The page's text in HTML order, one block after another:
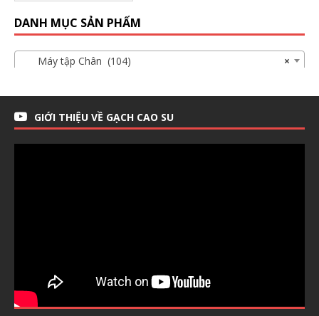
DANH MỤC SẢN PHẨM
×
Máy tập Chân (104)
GIỚI THIỆU VỀ GẠCH CAO SU